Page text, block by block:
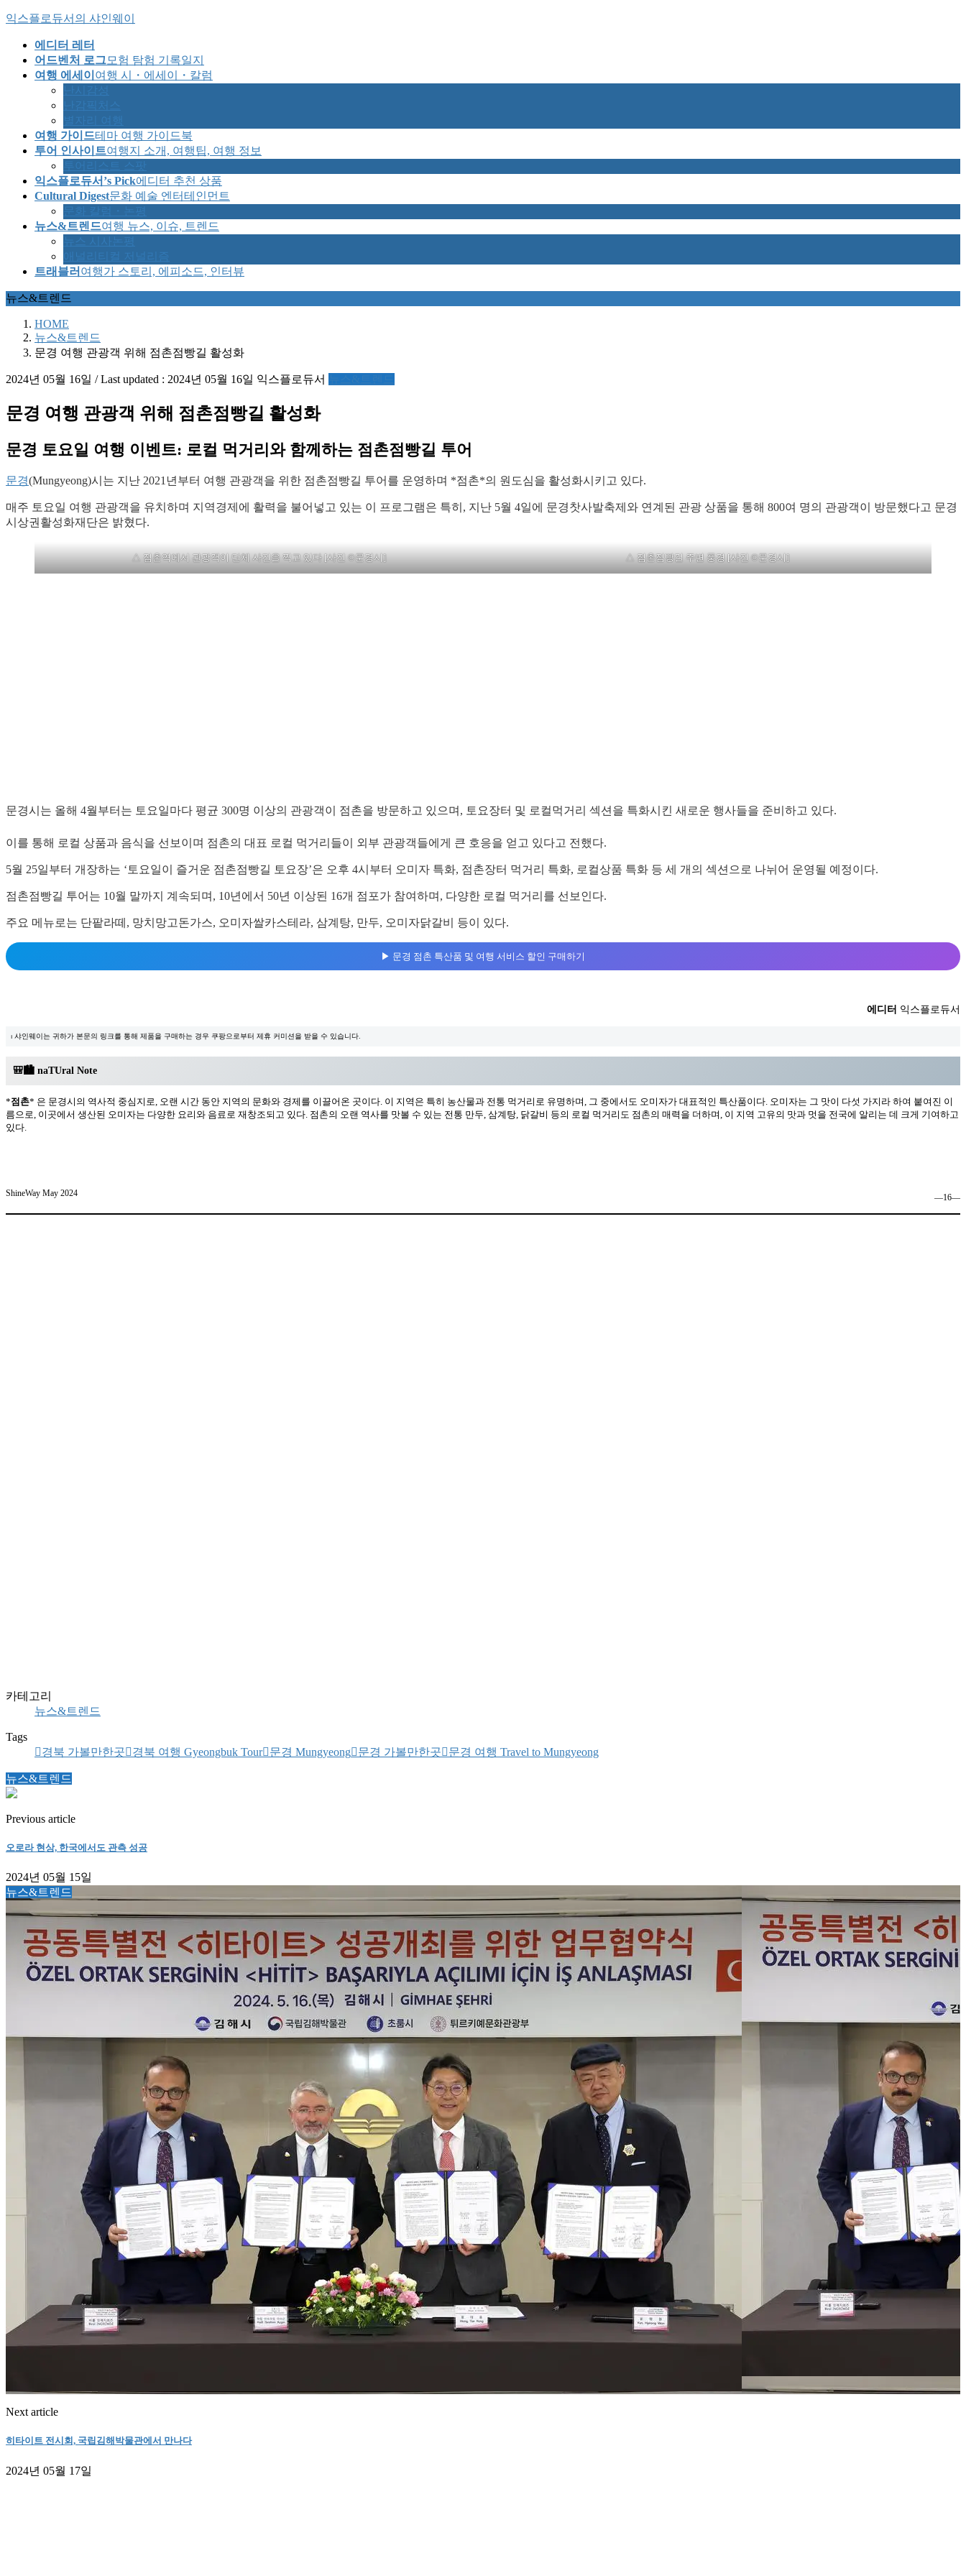
Skip
content
Skip
Navigation
익스플로듀서의 샤인웨이
에디터 레터
어드벤처 로그모험 탐험 기록일지
여행 에세이 여행 시・에세이・칼럼
난시감성
난감픽처스
별자리 여행
여행 가이드테마 여행 가이드북
투어 인사이트여행지 소개, 여행팁, 여행 정보
투어리스트 스팟
익스플로듀서’s Pick에디터 추천 상품
Cultural Digest문화 예술 엔터테인먼트
문화 칼럼・논평
뉴스&트렌드여행 뉴스, 이슈, 트렌드
뉴스 시사논평
애널리티컬 저널리즘
트래블러 여행가 스토리, 에피소드, 인터뷰
뉴스&트렌드
HOME
뉴스&트렌드
문경 여행 관광객 위해 점촌점빵길 활성화
2024년 05월 16일 / Last updated : 2024년 05월 16일 익스플로듀서
문경 여행 관광객 위해 점촌점빵길 활성화
문경 토요일 여행 이벤트: 로컬 먹거리와 함께하는 점촌점빵길 투어
문경(Mungyeong)시는 지난 2021년부터 여행 관광객을 위한 점촌점빵길 투어를 운영하며 *점촌*의 원도심을 활성화시키고 있다.
매주 토요일 여행 관광객을 유치하며 지역경제에 활력을 불어넣고 있는 이 프로그램은 특히, 지난 5월 4일에 문경찻사발축제와 연계된 관광 상품을 통해 800여 명의 관광객이 방문했다고 문경
시상권활성화재단은 밝혔다.
△ 점촌역에서 관광객이 단체 사진을 찍고 있다 [사진 ©문경시] △ 점촌점빵길 주변 풍경 [사진 ©문경시]
문경시는 올해 4월부터는 토요일마다 평균 300명 이상의 관광객이 점촌을 방문하고 있으며, 토요장터 및 로컬먹거리 섹션을 특화시킨 새로운 행사들을 준비하고 있다.
이를 통해 로컬 상품과 음식을 선보이며 점촌의 대표 로컬 먹거리들이 외부 관광객들에게 큰 호응을 얻고 있다고 전했다.
5월 25일부터 개장하는 ‘토요일이 즐거운 점촌점빵길 토요장’은 오후 4시부터 오미자 특화, 점촌장터 먹거리 특화, 로컬상품 특화 등 세 개의 섹션으로 나뉘어 운영될 예정이다.
점촌점빵길 투어는 10월 말까지 계속되며, 10년에서 50년 이상된 16개 점포가 참여하며, 다양한 로컬 먹거리를 선보인다.
주요 메뉴로는 단팥라떼, 망치망고돈가스, 오미자쌀카스테라, 삼계탕, 만두, 오미자닭갈비 등이 있다.
▶︎ 문경 점촌 특산품 및 여행 서비스 할인 구매하기
에디터 익스플로듀서
⏐ 샤인웨이는 귀하가 본문의 링크를 통해 제품을 구매하는 경우 쿠팡으로부터 제휴 커미션을 받을 수 있습니다.
🎒🏙️ naTUral Note
*점촌* 은 문경시의 역사적 중심지로, 오랜 시간 동안 지역의 문화와 경제를 이끌어온 곳이다. 이 지역은 특히 농산물과 전통 먹거리로 유명하며, 그 중에서도 오미자가 대표적인 특산품이다. 오미자는 그 맛이 다섯 가지라 하여 붙여진 이
름으로, 이곳에서 생산된 오미자는 다양한 요리와 음료로 재창조되고 있다. 점촌의 오랜 역사를 맛볼 수 있는 전통 만두, 삼계탕, 닭갈비 등의 로컬 먹거리도 점촌의 매력을 더하며, 이 지역 고유의 맛과 멋을 전국에 알리는 데 크게 기여하고
있다.
ShineWay May 2024 ―16―
카테고리
뉴스&트렌드
Tags
경북 가볼만한곳
경북 여행 Gyeongbuk Tour 문경 Mungyeong 문경 가볼만한곳 문경 여행 Travel to Mungyeong
뉴스&트렌드
Previous article
오로라 현상, 한국에서도 관측 성공
2024년 05월 15일
뉴스&트렌드
Next article
히타이트 전시회, 국립김해박물관에서 만나다
2024년 05월 17일